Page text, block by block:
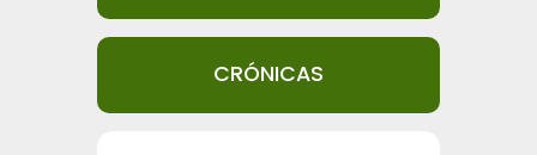
CRÓNICAS